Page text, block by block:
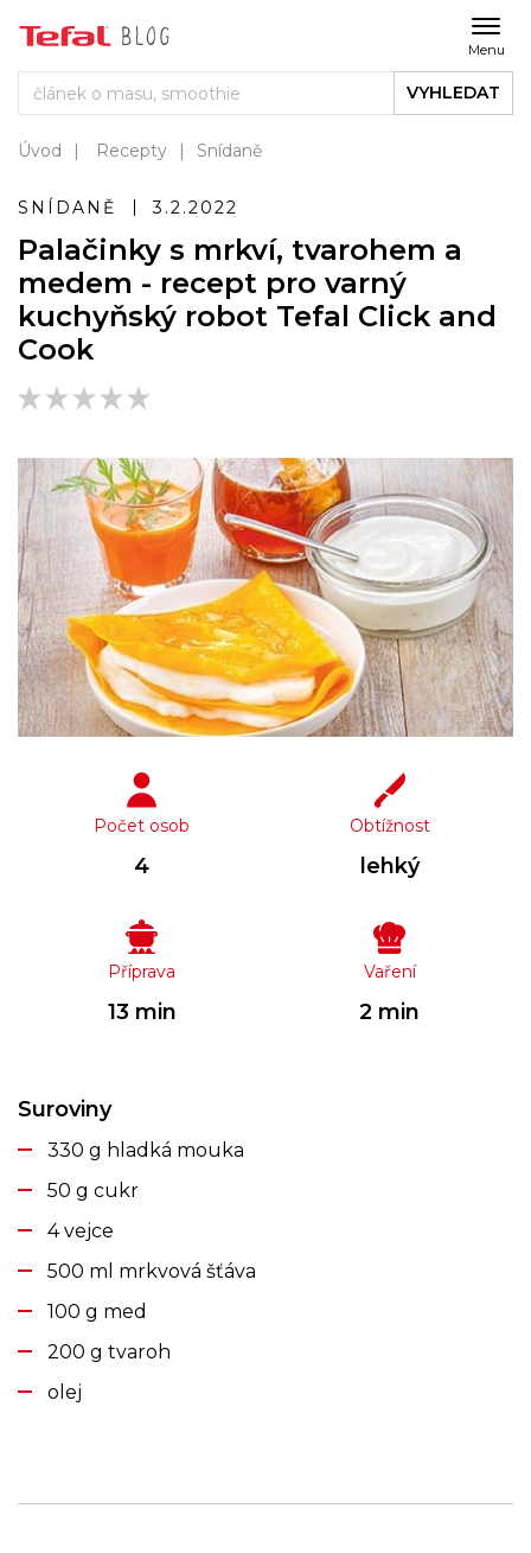
Menu
VYHLEDAT
Úvod Recepty Snídaně
SNÍDANĚ 3.2.2022
Palačinky s mrkví, tvarohem a
medem - recept pro varný
kuchyňský robot Tefal Click and
Cook
Počet osob
4
Obtížnost
lehký
Příprava
13 min
Vaření
2 min
Suroviny
330 g hladká mouka
50 g cukr
4 vejce
500 ml mrkvová šťáva
100 g med
200 g tvaroh
olej